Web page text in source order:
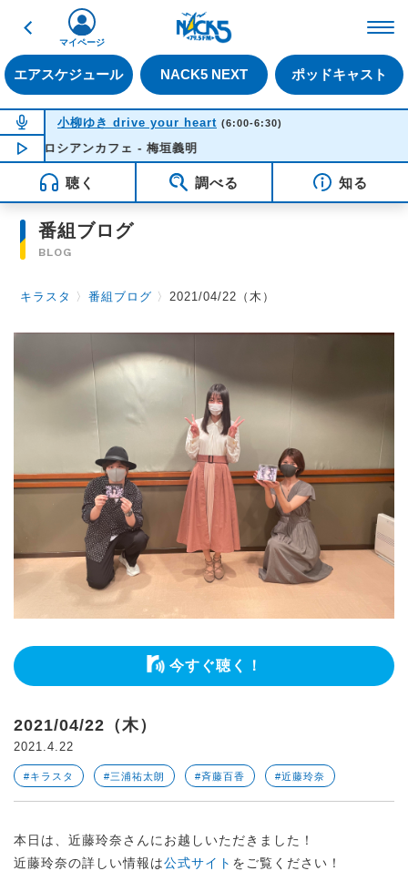
戻る
エアスケジュール NACK5 NEXT ポッドキャスト
マイページ
NOW ON AIR
小柳ゆき drive your heart (6:00-6:30)
NOW PLAYING05:42
のロシアンカフェ - 梅垣義明
聴く 調べる 知る
番組ブログ
BLOG
キラスタ 〉番組ブログ 〉2021/04/22（木）
今すぐ聴く！
2021/04/22（木）
2021.4.22
#キラスタ #三浦祐太朗 #斉藤百香 #近藤玲奈
本日は、近藤玲奈さんにお越しいただきました！
近藤玲奈の詳しい情報は公式サイト をご覧ください！